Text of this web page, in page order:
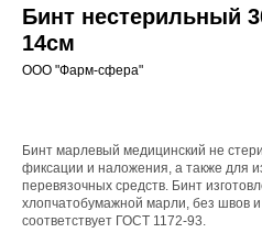
Бинт нестерильный
14см
ООО "Фарм-сфера"
Бинт марлевый медицинский не
фиксации и наложения, а также для
перевязочных средств. Бинт
хлопчатобумажной марли, без швов
соответствует ГОСТ 1172-93.